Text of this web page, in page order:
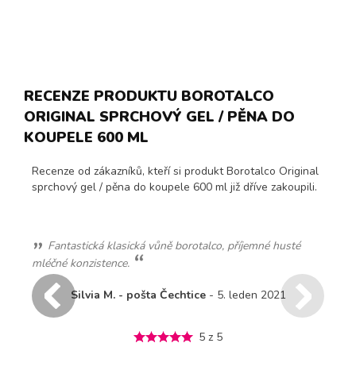
RECENZE PRODUKTU BOROTALCO
ORIGINAL SPRCHOVÝ GEL / PĚNA DO
KOUPELE 600 ML
Recenze od zákazníků, kteří si produkt Borotalco Original
sprchový gel / pěna do koupele 600 ml již dříve zakoupili.
Nádherná pudrová vůně,to prostě nemá chyb....
Tereza R. - Ústí nad Labem - 19. červen 2025